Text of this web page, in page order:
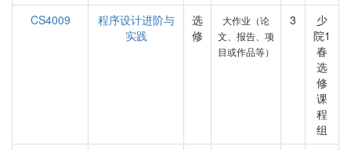
CS4009
程序设计进阶与
实践
选
修
大作业（论
文、报告、项
目或作品等）
3
少
院1
春
选
修
课
程
组